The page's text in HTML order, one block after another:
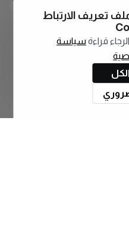
تعريف الارتباط
قراءة سياسة